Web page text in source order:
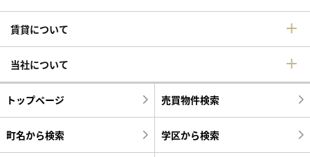
賃貸について
当社について
トップページ 売買物件検索
町名から検索 学区から検索